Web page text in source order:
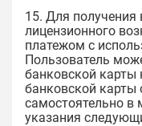
15. Для
лицензионного
платежом с
Пользователь
банковской карты
банковской карты
самостоятельно
указания